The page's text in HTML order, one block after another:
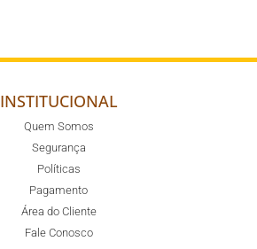
INSTITUCIONAL
Quem Somos
Segurança
Políticas
Pagamento
Área do Cliente
Fale Conosco